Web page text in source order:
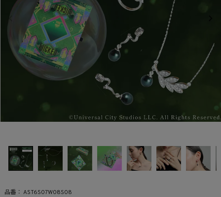
AST6S07W08S08